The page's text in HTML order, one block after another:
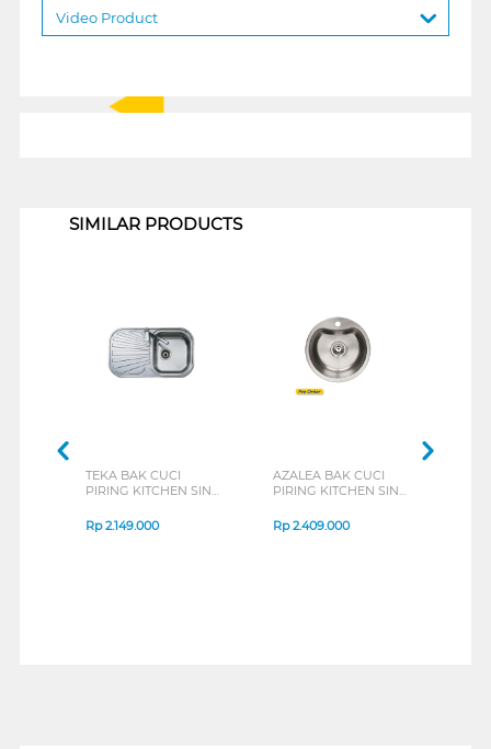
Video Product
SIMILAR PRODUCTS
TEKA BAK CUCI
PIRING KITCHEN SINK
Rp2.149.000
AZALEA BAK CUCI
PIRING KITCHEN SINK
Rp2.409.000